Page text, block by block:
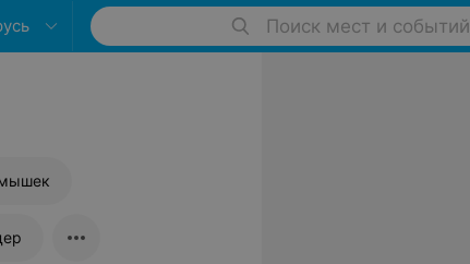
Поиск мест и событий